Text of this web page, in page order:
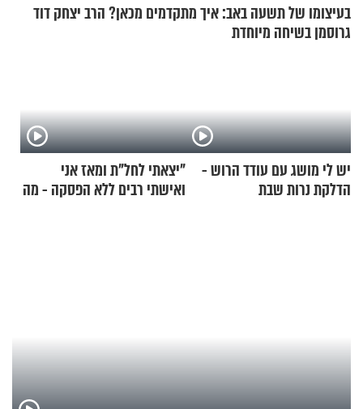
בעיצומו של תשעה באב: איך מתקדמים מכאן? הרב יצחק דוד
גרוסמן בשיחה מיוחדת
יש לי מושג עם עודד הרוש -
הדלקת נרות שבת
"יצאתי לחל"ת ומאז אני
ואישתי רבים ללא הפסקה - מה